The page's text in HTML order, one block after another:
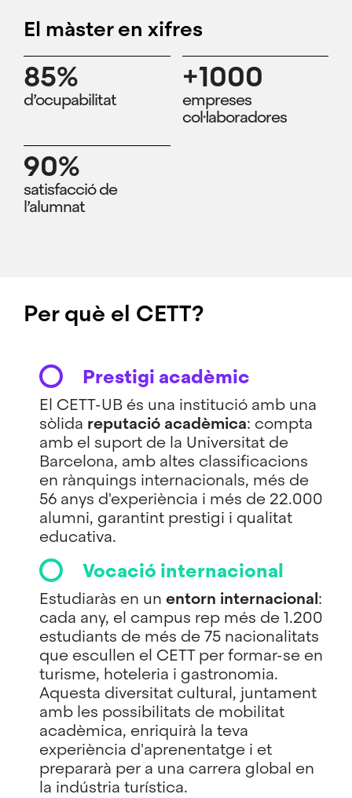
El màster en xifres
85%
d’ocupabilitat
+1000
empreses
col·laboradores
90%
satisfacció de
l’alumnat
Per què el CETT?
Prestigi acadèmic
El CETT-UB és una institució amb una
sòlida reputació acadèmica: compta
amb el suport de la Universitat de
Barcelona, amb altes classificacions
en rànquings internacionals, més de
56 anys d'experiència i més de 22.000
alumni, garantint prestigi i qualitat
educativa.
Vocació internacional
Estudiaràs en un entorn internacional:
cada any, el campus rep més de 1.200
estudiants de més de 75 nacionalitats
que escullen el CETT per formar-se en
turisme, hoteleria i gastronomia.
Aquesta diversitat cultural, juntament
amb les possibilitats de mobilitat
acadèmica, enriquirà la teva
experiència d'aprenentatge i et
prepararà per a una carrera global en
la indústria turística.